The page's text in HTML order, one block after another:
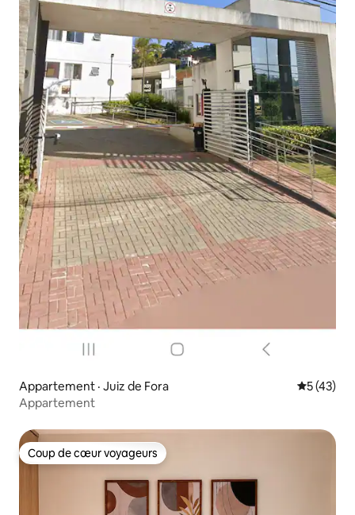
Appartement · Juiz de Fora Note
5 (43)
Appartement
Coup de cœur voyageurs
Coup de cœur voyageurs